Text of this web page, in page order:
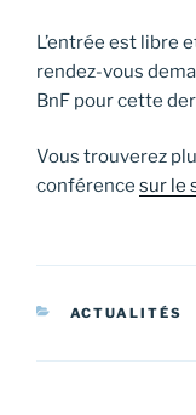
L’entrée est libre
rendez-vous
BnF pour cette
Vous trouverez
conférence sur le
CATÉGORIES
ACTUALITÉS